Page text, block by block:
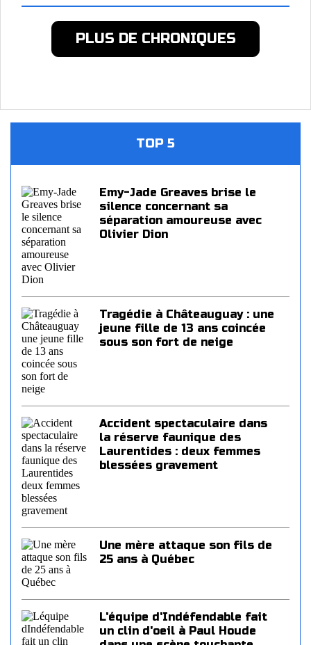
PLUS DE CHRONIQUES
TOP 5
Emy-Jade Greaves brise le
silence concernant sa
séparation amoureuse avec
Olivier Dion
Tragédie à Châteauguay : une
jeune fille de 13 ans coincée
sous son fort de neige
Accident spectaculaire dans
la réserve faunique des
Laurentides : deux femmes
blessées gravement
Une mère attaque son fils de
25 ans à Québec
L'équipe d'Indéfendable fait
un clin d'oeil à Paul Houde